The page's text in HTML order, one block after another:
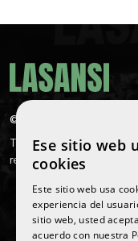
©
Todos los derechos
reservados
Ese sitio web
cookies
Este sitio web usa
experiencia del
sitio web, usted
acuerdo con nuestra